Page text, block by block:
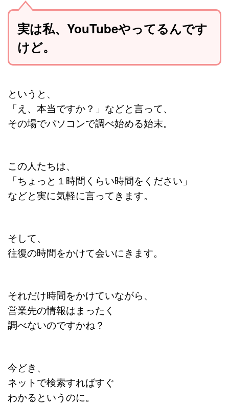
実は私、YouTubeやってるんです
けど。
というと、
「え、本当ですか？」などと言って、
その場でパソコンで調べ始める始末。
この人たちは、
「ちょっと１時間くらい時間をください」
などと実に気軽に言ってきます。
そして、
往復の時間をかけて会いにきます。
それだけ時間をかけていながら、
営業先の情報はまったく
調べないのですかね？
今どき、
ネットで検索すればすぐ
わかるというのに。